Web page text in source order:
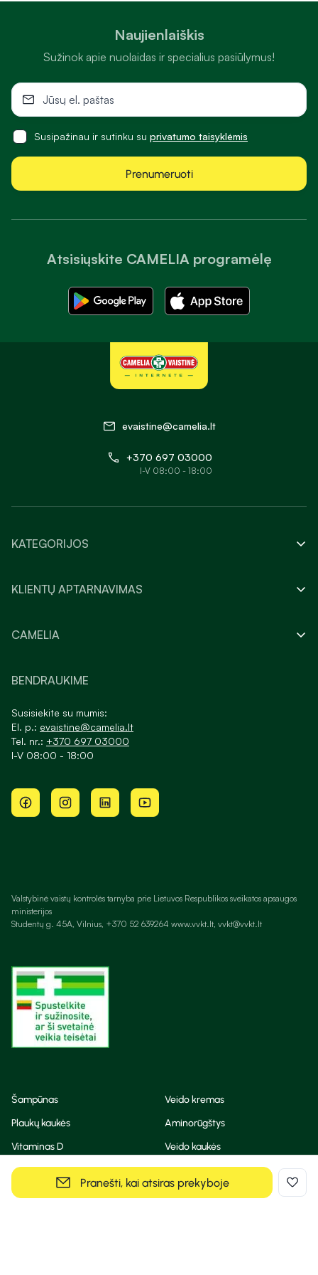
Pranešti, kai atsiras prekyboje
Atsisiųskite CAMELIA programėlę
Naujienlaiškis
Sužinok apie nuolaidas ir specialius pasiūlymus!
Susipažinau ir sutinku su privatumo taisyklėmis
Prenumeruoti
evaistine@camelia.lt
+370 697 03000
I-V 08:00 - 18:00
KATEGORIJOS
KLIENTŲ APTARNAVIMAS
CAMELIA
BENDRAUKIME
Susisiekite su mumis:
El. p.: evaistine@camelia.lt
Tel. nr.: +370 697 03000
I-V 08:00 - 18:00
Valstybinė vaistų kontrolės tarnyba prie Lietuvos Respublikos sveikatos apsaugos
ministerijos
Studentų g. 45A, Vilnius, +370 52 639264 www.vvkt.lt, vvkt@vvkt.lt
Šampūnas
Veido kremas
Plaukų kaukės
Aminorūgštys
Vitaminas D
Veido kaukės
Korėjietiška kosmetika
Eteriniai aliejai
Dezodorantas
BB ir CC kremas